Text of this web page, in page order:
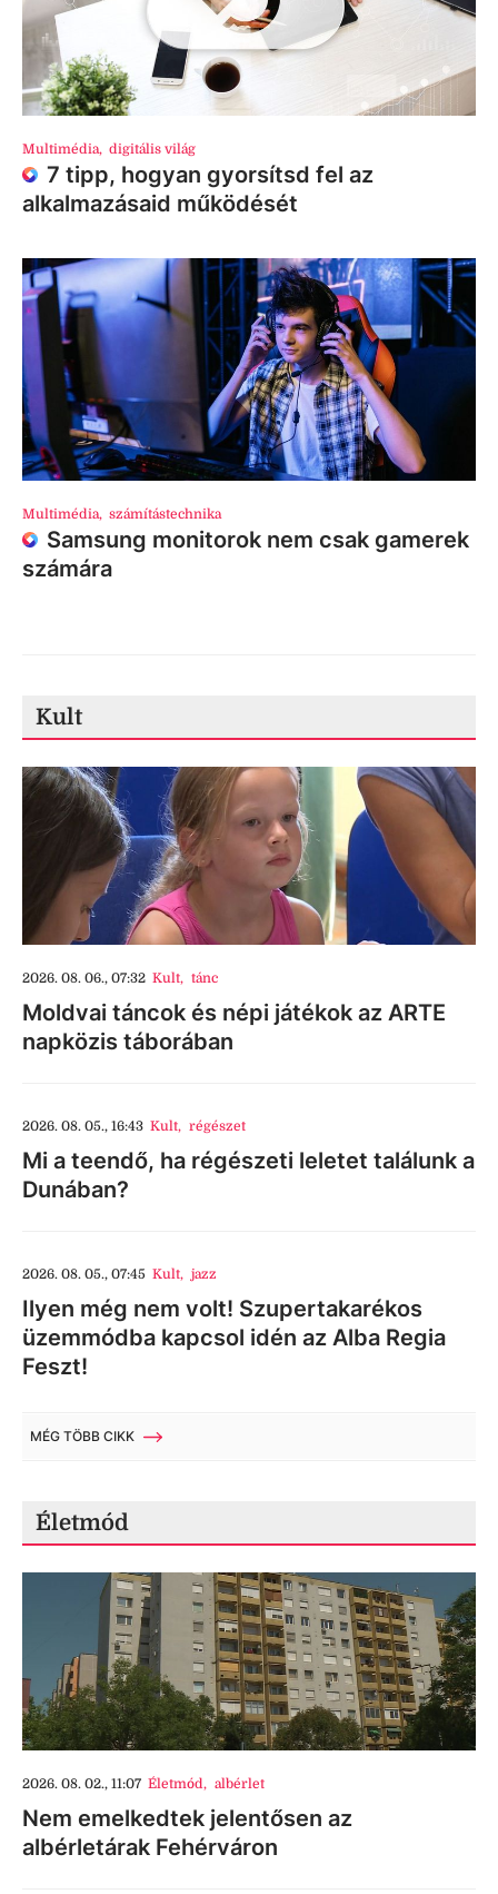
Multimédia, digitális világ
7 tipp, hogyan gyorsítsd fel az
alkalmazásaid működését
Multimédia, számítástechnika
Samsung monitorok nem csak gamerek
számára
Kult
2026. 08. 06., 07:32 Kult, tánc
Moldvai táncok és népi játékok az ARTE
napközis táborában
2026. 08. 05., 16:43 Kult, régészet
Mi a teendő, ha régészeti leletet találunk a
Dunában?
2026. 08. 05., 07:45 Kult, jazz
Ilyen még nem volt! Szupertakarékos
üzemmódba kapcsol idén az Alba Regia
Feszt!
MÉG TÖBB CIKK
Életmód
2026. 08. 02., 11:07 Életmód, albérlet
Nem emelkedtek jelentősen az
albérletárak Fehérváron